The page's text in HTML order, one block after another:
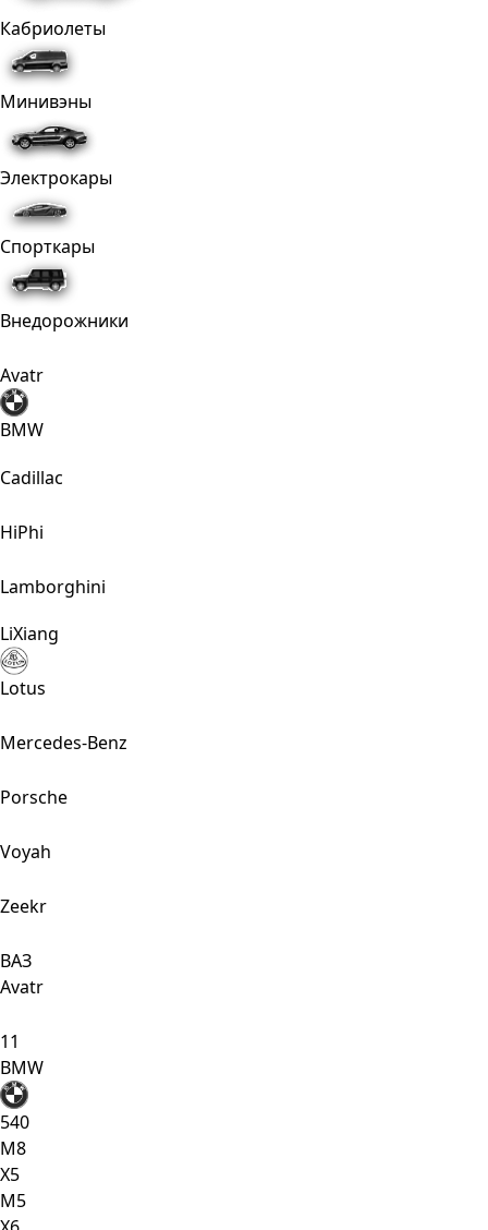
Кабриолеты
Минивэны
Электрокары
Спорткары
Внедорожники
Avatr
BMW
Cadillac
HiPhi
Lamborghini
LiXiang
Lotus
Mercedes-Benz
Porsche
Voyah
Zeekr
ВАЗ
Avatr
11
BMW
540
M8
X5
М5